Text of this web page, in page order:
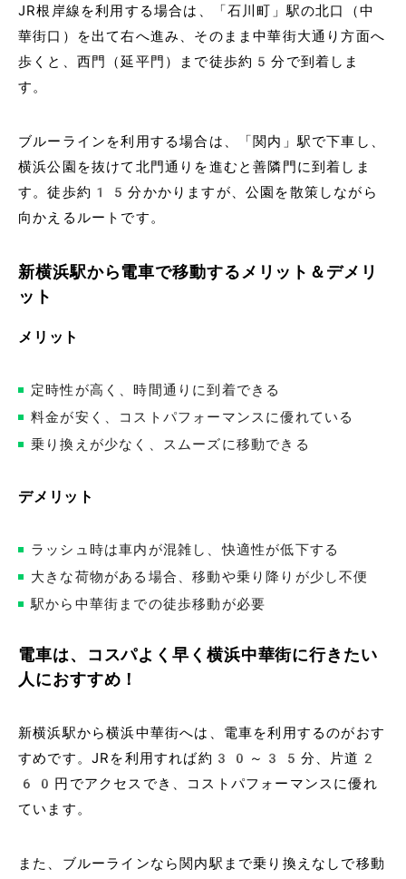
JR根岸線を利用する場合は、「石川町」駅の北口（中
華街口）を出て右へ進み、そのまま中華街大通り方面へ
歩くと、西門（延平門）まで徒歩約5分で到着しま
す。
ブルーラインを利用する場合は、「関内」駅で下車し、
横浜公園を抜けて北門通りを進むと善隣門に到着しま
す。徒歩約15分かかりますが、公園を散策しながら
向かえるルートです。
新横浜駅から電車で移動するメリット＆デメリ
ット
メリット
定時性が高く、時間通りに到着できる
料金が安く、コストパフォーマンスに優れている
乗り換えが少なく、スムーズに移動できる
デメリット
ラッシュ時は車内が混雑し、快適性が低下する
大きな荷物がある場合、移動や乗り降りが少し不便
駅から中華街までの徒歩移動が必要
電車は、コスパよく早く横浜中華街に行きたい
人におすすめ！
新横浜駅から横浜中華街へは、電車を利用するのがおす
すめです。JRを利用すれば約30～35分、片道2
60円でアクセスでき、コストパフォーマンスに優れ
ています。
また、ブルーラインなら関内駅まで乗り換えなしで移動